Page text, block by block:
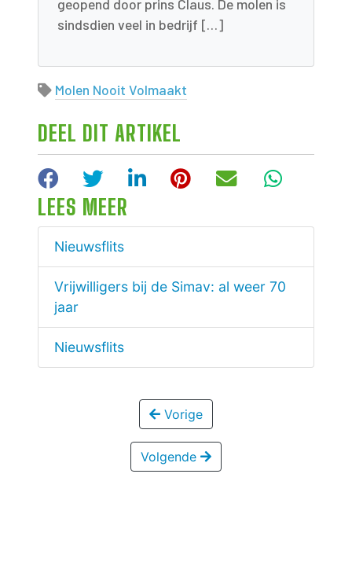
geopend door prins Claus. De molen is
sindsdien veel in bedrijf […]
Molen Nooit Volmaakt
DEEL DIT ARTIKEL
FacebookTwitterLinkedInPinterest
E-mail
LEES MEER
Nieuwsflits
Vrijwilligers bij de Simav: al weer 70
jaar
Nieuwsflits
Vorige
Volgende